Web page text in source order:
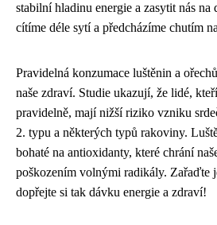
stabilní hladinu energie a zasytit nás
cítíme déle sytí a předcházíme chutím
Pravidelná konzumace luštěnin a
naše zdraví. Studie ukazují, že lidé,
pravidelně, mají nižší riziko vzniku
2. typu a některých typů rakoviny.
bohaté na antioxidanty, které chrání
poškozením volnými radikály. Zařaďte
dopřejte si tak dávku energie a zdraví!